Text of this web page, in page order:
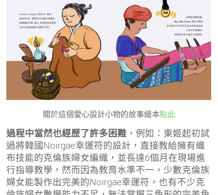
關於這個愛心設計小物的故事繪本點此
過程中當然也經歷了許多困難 ，例如：東姬起初試
過將韓國Noirgae幸運符的設計，直接教給擁有織
布技能的克倫族婦女編織，並長達6個月 在現場進
行指導教學，然而因為教育水準不一，少數克倫族
婦女能製作出完美的Noirgae幸運符，也有不少克